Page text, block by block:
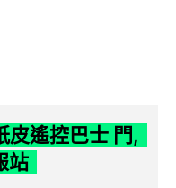
皮遙控巴士 門,
站